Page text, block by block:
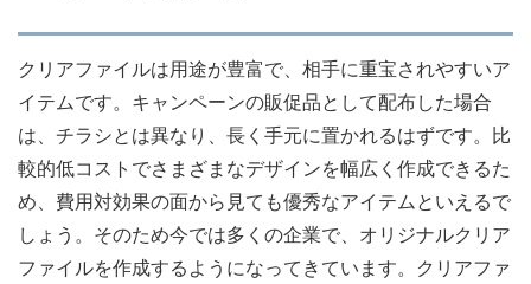
クリアファイルは用途が豊富で、相手に重宝されやすいア
イテムです。キャンペーンの販促品として配布した場合
は、チラシとは異なり、長く手元に置かれるはずです。比
較的低コストでさまざまなデザインを幅広く作成できるた
め、費用対効果の面から見ても優秀なアイテムといえるで
しょう。そのため今では多くの企業で、オリジナルクリア
ファイルを作成するようになってきています。クリアファ